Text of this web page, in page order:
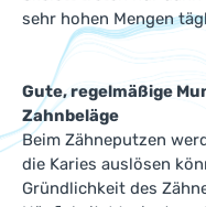
sehr hohen Mengen
Gute, regelmäßige
Zahnbeläge
Beim Zähneputzen
die Karies auslösen
Gründlichkeit des